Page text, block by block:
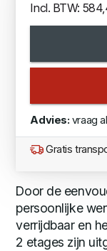
Incl. BTW:
Advies: vraag
Gratis
Door de
persoonlijke
verrijdbaar en
2 etages zijn